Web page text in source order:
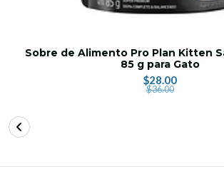
Sobre de Alimento Pro Plan Kitten
85 g para Gato
$28.00
$36.00